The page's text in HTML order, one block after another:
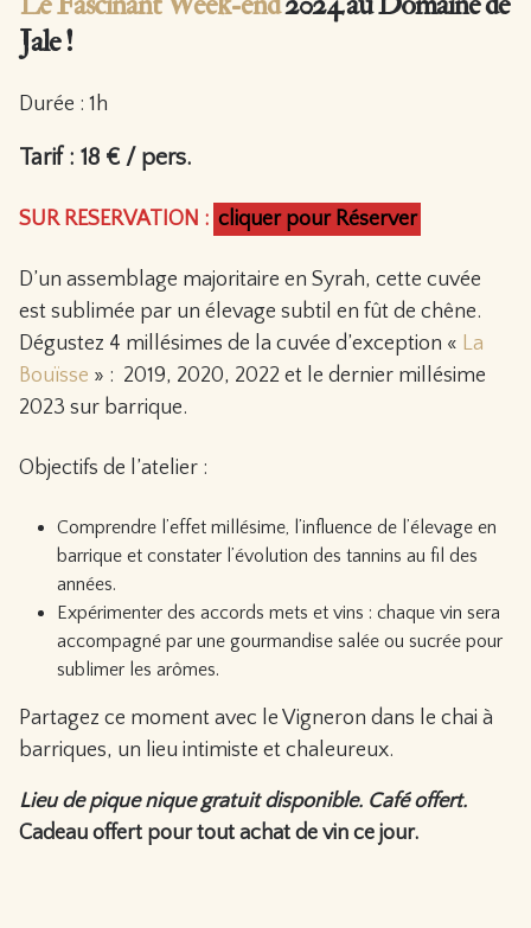
Jale !
Durée : 1h
Tarif : 18 € / pers.
SUR RESERVATION : cliquer pour Réserver
D’un assemblage majoritaire en Syrah, cette cuvée
est sublimée par un élevage subtil en fût de chêne.
Dégustez 4 millésimes de la cuvée d’exception « La
Bouïsse » : 2019, 2020, 2022 et le dernier millésime
2023 sur barrique.
Objectifs de l’atelier :
Comprendre l’effet millésime, l’influence de l’élevage en
barrique et constater l’évolution des tannins au fil des
années.
Expérimenter des accords mets et vins : chaque vin sera
accompagné par une gourmandise salée ou sucrée pour
sublimer les arômes.
Partagez ce moment avec le Vigneron dans le chai à
barriques, un lieu intimiste et chaleureux.
Lieu de pique nique gratuit disponible. Café offert.
Cadeau offert pour tout achat de vin ce jour.